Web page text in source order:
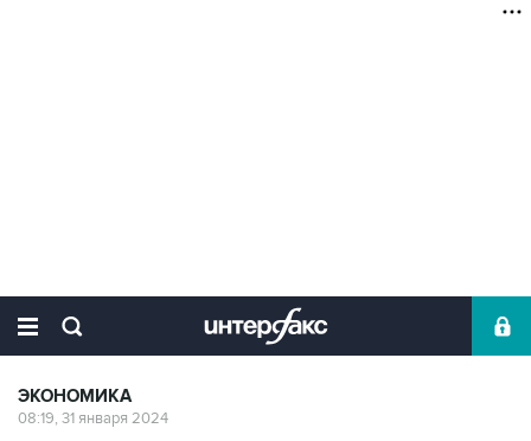
ЭКОНОМИКА
08:19, 31 января 2024